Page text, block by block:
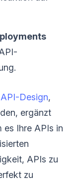
API-Design,
ergänzt
es Ihre APIs in
APIs zu
zu